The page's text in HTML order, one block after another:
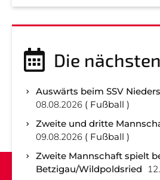
Die
Auswärts beim SSV
08.08.2026
Fußball
Zweite und dritte
09.08.2026
Fußball
Zweite Mannschaft spielt
Betzigau/Wildpoldsried